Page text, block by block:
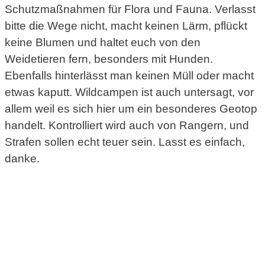
Schutzmaßnahmen für Flora und Fauna. Verlasst
bitte die Wege nicht, macht keinen Lärm, pflückt
keine Blumen und haltet euch von den
Weidetieren fern, besonders mit Hunden.
Ebenfalls hinterlässt man keinen Müll oder macht
etwas kaputt. Wildcampen ist auch untersagt, vor
allem weil es sich hier um ein besonderes Geotop
handelt. Kontrolliert wird auch von Rangern, und
Strafen sollen echt teuer sein. Lasst es einfach,
danke.